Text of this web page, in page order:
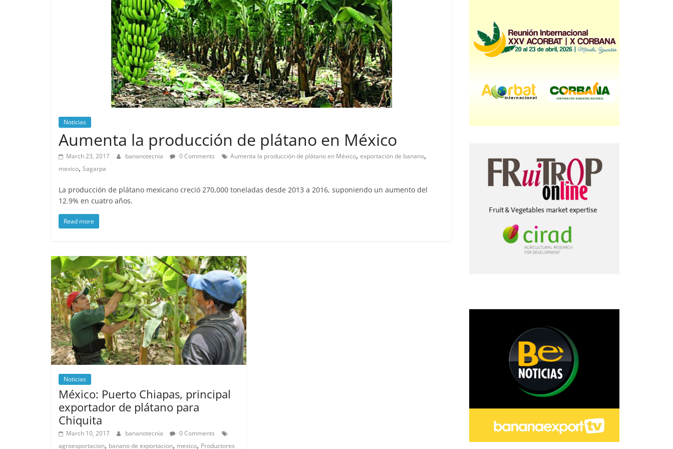
Noticias
Aumenta la producción de plátano en México
March 23, 2017 bananotecnia 0 Comments Aumenta la producción de plátano en México, exportación de banano,
mexico, Sagarpa
La producción de plátano mexicano creció 270,000 toneladas desde 2013 a 2016, suponiendo un aumento del
12.9% en cuatro años.
Read more
Noticias
México: Puerto Chiapas, principal
exportador de plátano para
Chiquita
March 10, 2017 bananotecnia
0 Comments
agroexportacion, banano de exportacion, mexico, Productores